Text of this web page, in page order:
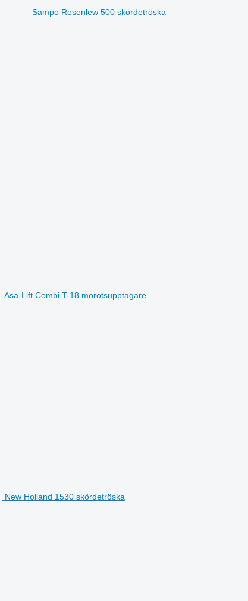
Sampo Rosenlew 500 skördetröska
Asa-Lift Combi T-18 morotsupptagare
New Holland 1530 skördetröska